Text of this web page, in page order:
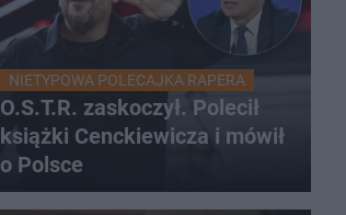
NIETYPOWA POLECAJKA RAPERA
O.S.T.R. zaskoczył. Polecił
książki Cenckiewicza i mówił
o Polsce